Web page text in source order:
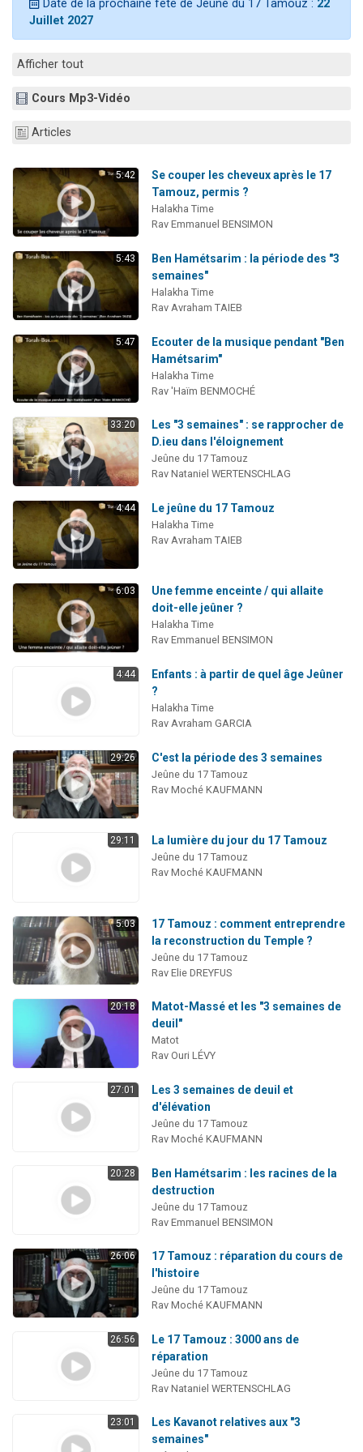
Il reste 49 places pour étudier en groupe sur Zoom
Date de la prochaine fête de Jeûne du 17 Tamouz : 22
Juillet 2027
Afficher tout
Cours Mp3-Vidéo
Articles
5:42
Se couper les cheveux après le 17
Tamouz, permis ?
Halakha Time
Rav Emmanuel BENSIMON
5:43
Ben Hamétsarim : la période des "3
semaines"
Halakha Time
Rav Avraham TAIEB
5:47
Ecouter de la musique pendant "Ben
Hamétsarim"
Halakha Time
Rav 'Haïm BENMOCHÉ
33:20
Les "3 semaines" : se rapprocher de
D.ieu dans l'éloignement
Jeûne du 17 Tamouz
Rav Nataniel WERTENSCHLAG
4:44 Le jeûne du 17 Tamouz
Halakha Time
Rav Avraham TAIEB
6:03
Une femme enceinte / qui allaite
doit-elle jeûner ?
Halakha Time
Rav Emmanuel BENSIMON
4:44
Enfants : à partir de quel âge Jeûner
?
Halakha Time
Rav Avraham GARCIA
29:26 C'est la période des 3 semaines
Jeûne du 17 Tamouz
Rav Moché KAUFMANN
29:11 La lumière du jour du 17 Tamouz
Jeûne du 17 Tamouz
Rav Moché KAUFMANN
5:03
17 Tamouz : comment entreprendre
la reconstruction du Temple ?
Jeûne du 17 Tamouz
Rav Elie DREYFUS
20:18
Matot-Massé et les "3 semaines de
deuil"
Matot
Rav Ouri LÉVY
27:01
Les 3 semaines de deuil et
d'élévation
Jeûne du 17 Tamouz
Rav Moché KAUFMANN
20:28
Ben Hamétsarim : les racines de la
destruction
Jeûne du 17 Tamouz
Rav Emmanuel BENSIMON
26:06
17 Tamouz : réparation du cours de
l'histoire
Jeûne du 17 Tamouz
Rav Moché KAUFMANN
26:56
Le 17 Tamouz : 3000 ans de
réparation
Jeûne du 17 Tamouz
Rav Nataniel WERTENSCHLAG
23:01
Les Kavanot relatives aux "3
semaines"